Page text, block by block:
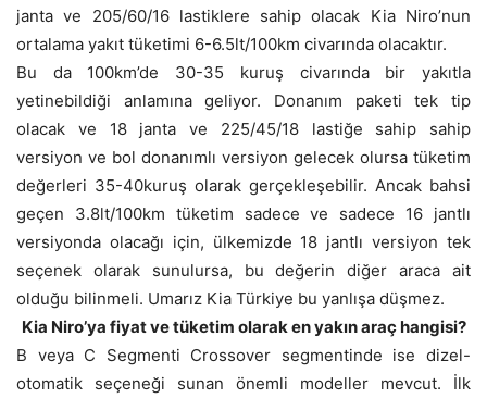
janta ve 205/60/16 lastiklere sahip olacak Kia Niro’nun
ortalama yakıt tüketimi 6-6.5lt/100km civarında olacaktır.
Bu da 100km’de 30-35 kuruş civarında bir yakıtla
yetinebildiği anlamına geliyor. Donanım paketi tek tip
olacak ve 18 janta ve 225/45/18 lastiğe sahip sahip
versiyon ve bol donanımlı versiyon gelecek olursa tüketim
değerleri 35-40kuruş olarak gerçekleşebilir. Ancak bahsi
geçen 3.8lt/100km tüketim sadece ve sadece 16 jantlı
versiyonda olacağı için, ülkemizde 18 jantlı versiyon tek
seçenek olarak sunulursa, bu değerin diğer araca ait
olduğu bilinmeli. Umarız Kia Türkiye bu yanlışa düşmez.
Kia Niro’ya fiyat ve tüketim olarak en yakın araç hangisi?
B veya C Segmenti Crossover segmentinde ise dizel-
otomatik seçeneği sunan önemli modeller mevcut. İlk